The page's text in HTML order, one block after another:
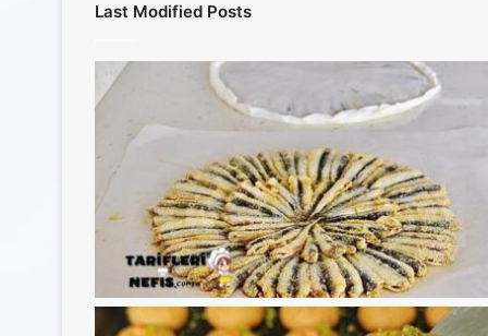
Last Modified Posts